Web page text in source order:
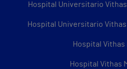
Hospital Universitario
Hospital Universitario
Hospital Vithas
Hospital Vithas